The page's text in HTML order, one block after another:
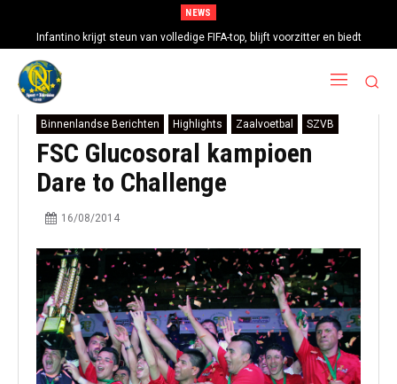
NEWS
Infantino krijgt steun van volledige FIFA-top, blijft voorzitter en biedt
excuses aan
Binnenlandse Berichten Highlights Zaalvoetbal SZVB
FSC Glucosoral kampioen
Dare to Challenge
16/08/2014